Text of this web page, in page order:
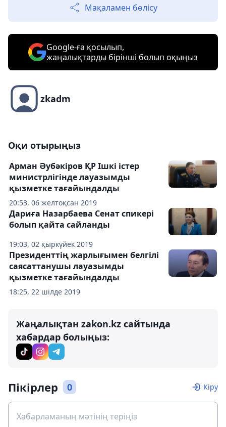
Мақаламен бөлісу
Google-ға қосылып,
жаңалықтарды бірінші болып оқыңыз
zkadm
Оқи отырыңыз
20:53, 06 желтоқсан 2019
Арман Әубәкіров ҚР Ішкі істер
министрлігінде лауазымды
қызметке тағайындалды
19:03, 02 қыркүйек 2019
Дариға Назарбаева Сенат спикері
болып қайта сайланды
18:25, 22 шілде 2019
Президенттің жарлығымен белгілі
саясаттанушы лауазымды
қызметке тағайындалды
Жаңалықтан zakon.kz сайтында
хабардар болыңыз:
Пікірлер 0 Кіру